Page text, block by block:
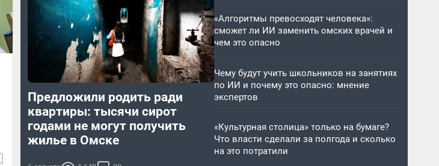
Предложили родить ради
квартиры: тысячи сирот
годами не могут получить
жилье в Омске
«Алгоритмы превосходят человека»:
сможет ли ИИ заменить омских врачей и
чем это опасно
Чему будут учить школьников на занятиях
по ИИ и почему это опасно: мнение
экспертов
«Культурная столица» только на бумаге?
Что власти сделали за полгода и сколько
на это потратили